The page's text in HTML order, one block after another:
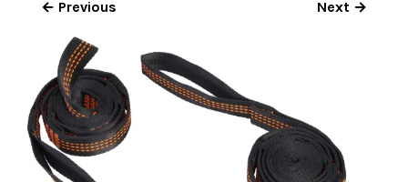
← Previous Next →